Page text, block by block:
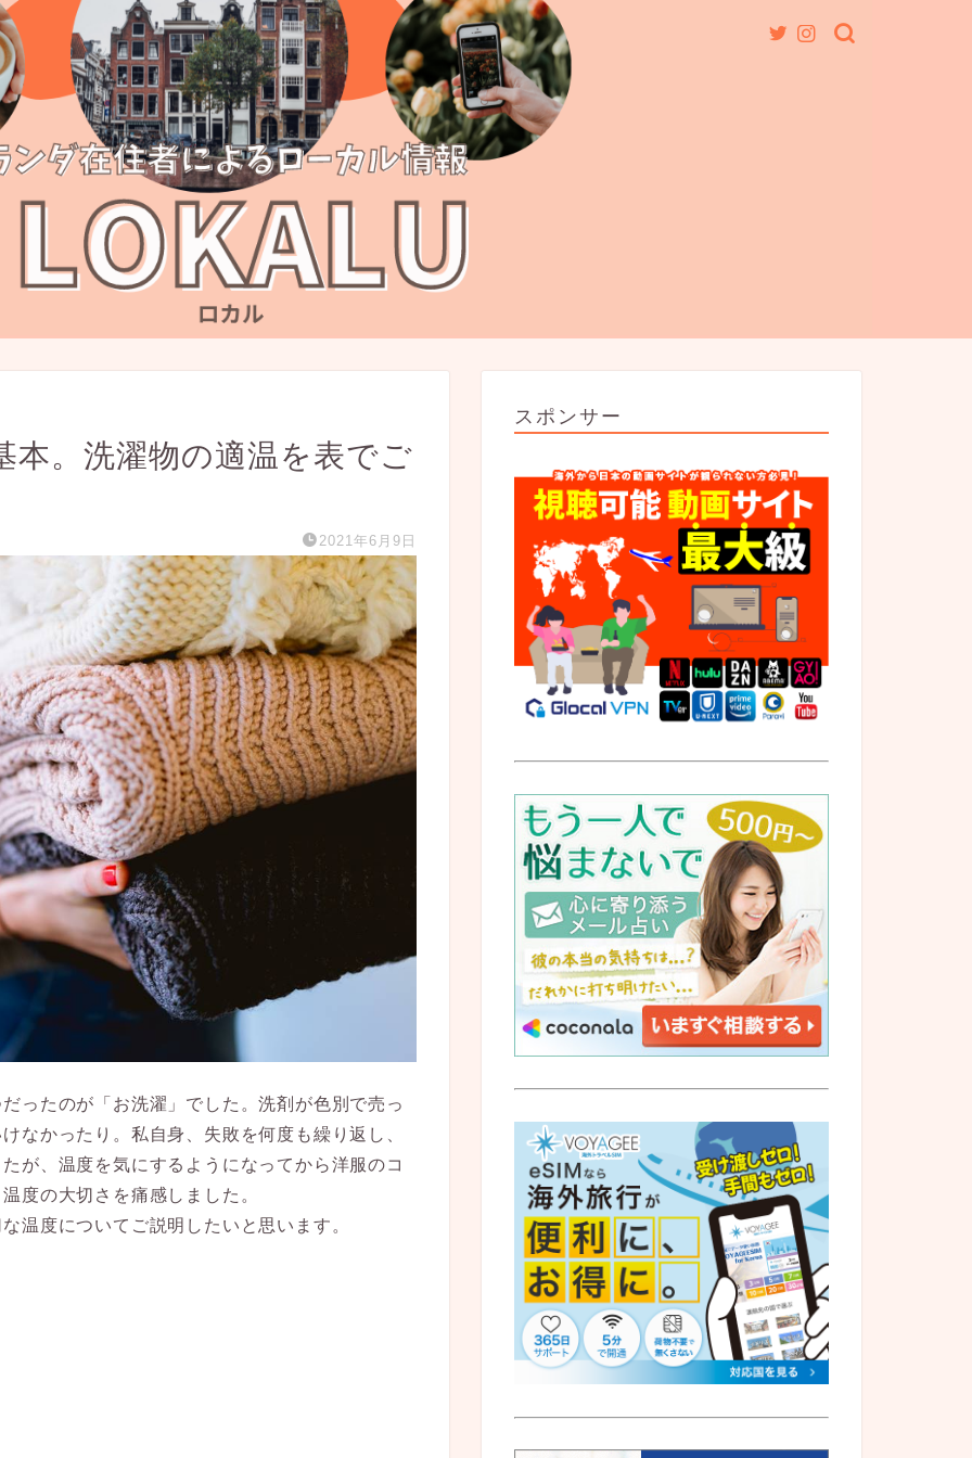
本。洗濯物の適温を表でご
2021年6月9日
ったのが「お洗濯」でした。洗剤が色別で売っ
なかったり。私自身、失敗を何度も繰り返し、
が、温度を気にするようになってから洋服のコ
度の大切さを痛感しました。
温度についてご説明したいと思います。
スポンサー